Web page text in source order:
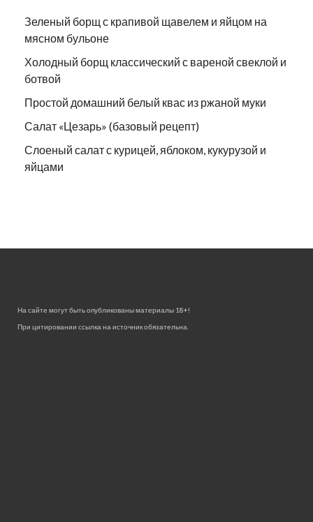
Зеленый борщ с крапивой щавелем и яйцом на
мясном бульоне
Холодный борщ классический с вареной свеклой и
ботвой
Простой домашний белый квас из ржаной муки
Салат «Цезарь» (базовый рецепт)
Слоеный салат с курицей, яблоком, кукурузой и
яйцами
На сайте могут быть опубликованы материалы 18+!
При цитировании ссылка на источник обязательна.